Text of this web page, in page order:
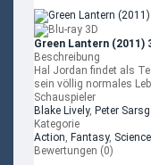
Green Lantern (2011)
Beschreibung
Hal Jordan findet als
sein völlig normales
Schauspieler
Blake Lively, Peter
Kategorie
Action, Fantasy,
Bewertungen (0)